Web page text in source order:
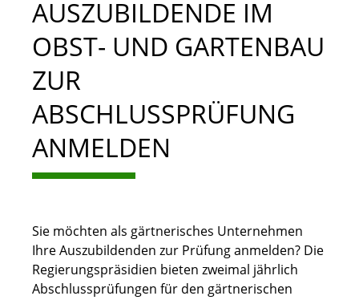
AUSZUBILDENDE IM
OBST- UND GARTENBAU
ZUR
ABSCHLUSSPRÜFUNG
ANMELDEN
Sie möchten als gärtnerisches Unternehmen
Ihre Auszubildenden zur Prüfung anmelden? Die
Regierungspräsidien bieten zweimal jährlich
Abschlussprüfungen für den gärtnerischen